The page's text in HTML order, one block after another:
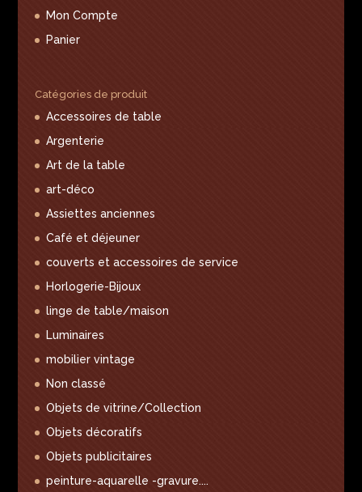
Mon Compte
Panier
Catégories de produit
Accessoires de table
Argenterie
Art de la table
art-déco
Assiettes anciennes
Café et déjeuner
couverts et accessoires de service
Horlogerie-Bijoux
linge de table/maison
Luminaires
mobilier vintage
Non classé
Objets de vitrine/Collection
Objets décoratifs
Objets publicitaires
peinture-aquarelle -gravure....